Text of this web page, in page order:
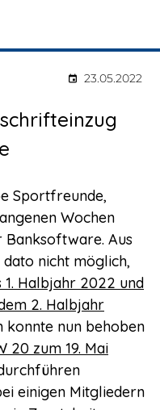
23.05.2022
Sportfreunde,
Wochen
Banksoftware. Aus
dato nicht möglich,
Halbjahr 2022 und
2. Halbjahr
konnte nun behoben
20 zum 19. Mai
einigen Mitgliedern